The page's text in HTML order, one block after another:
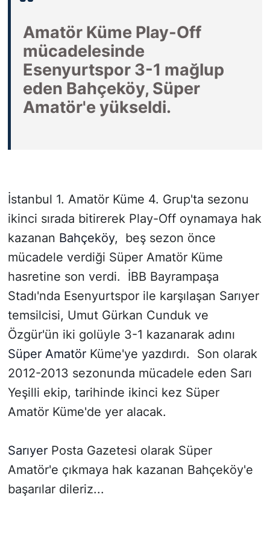
Amatör Küme Play-Off
mücadelesinde
Esenyurtspor 3-1 mağlup
eden Bahçeköy, Süper
Amatör'e yükseldi.
İstanbul 1. Amatör Küme 4. Grup'ta sezonu
ikinci sırada bitirerek Play-Off oynamaya hak
kazanan Bahçeköy, beş sezon önce
mücadele verdiği Süper Amatör Küme
hasretine son verdi. İBB Bayrampaşa
Stadı'nda Esenyurtspor ile karşılaşan Sarıyer
temsilcisi, Umut Gürkan Cunduk ve
Özgür'ün iki golüyle 3-1 kazanarak adını
Süper AmatörKüme'ye yazdırdı. Son olarak
2012-2013 sezonunda mücadele eden Sarı
Yeşilli ekip, tarihinde ikinci kez Süper
Amatör Küme'de yer alacak.
SarıyerPosta Gazetesi olarak Süper
Amatör'e çıkmaya hak kazanan Bahçeköy'e
başarılar dileriz...
SİYASET
SON DAKİKA HABERİ
SPOR
YAŞAM